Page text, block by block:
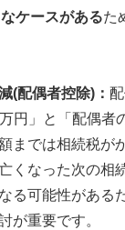
ケースがあるた
(配偶者控除)：
円」と「配偶者
までは相続税が
くなった次の相
る可能性がある
が重要です。